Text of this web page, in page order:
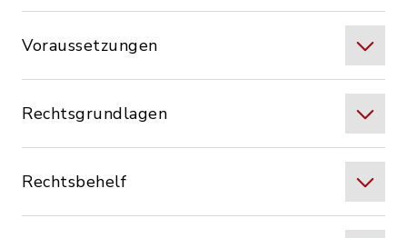
Voraussetzungen
Rechtsgrundlagen
Rechtsbehelf